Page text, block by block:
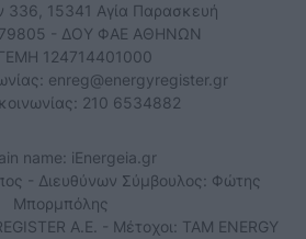
336, 15341 Αγία Παρασκευή
- ΔΟΥ ΦΑΕ ΑΘΗΝΩΝ
124714401000
enreg@energyregister.gr
210 6534882
name: iEnergeia.gr
- Διευθύνων Σύμβουλος: Φώτης
Μπορμπόλης
Α.Ε. - Μέτοχοι: TAM ENERGY